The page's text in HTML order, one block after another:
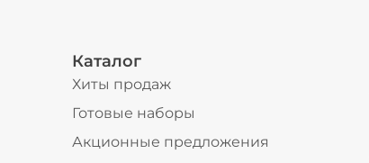
Каталог
Хиты продаж
Готовые наборы
Акционные предложения